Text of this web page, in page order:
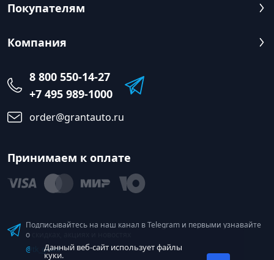
Покупателям
Компания
8 800 550-14-27
+7 495 989-1000
order@grantauto.ru
Принимаем к оплате
Подписывайтесь на наш канал в Telegram и первыми узнавайте
о скидках, акциях и новостях
@tk_grantДанный веб-сайт использует файлы
куки.